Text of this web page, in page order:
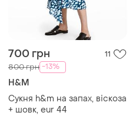
700 грн 11
800 грн -13%
H&M
Сукня h&m на запах, віскоза
+ шовк, eur 44